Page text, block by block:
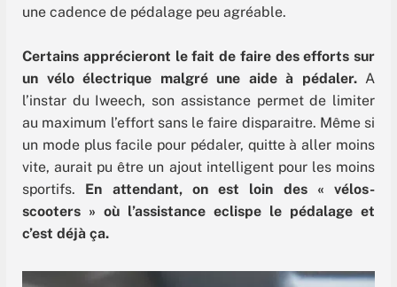
une cadence de pédalage peu agréable.
Certains apprécieront le fait de faire des efforts sur
un vélo électrique malgré une aide à pédaler. A
l’instar du Iweech, son assistance permet de limiter
au maximum l’effort sans le faire disparaitre. Même si
un mode plus facile pour pédaler, quitte à aller moins
vite, aurait pu être un ajout intelligent pour les moins
sportifs. En attendant, on est loin des « vélos-
scooters » où l’assistance eclispe le pédalage et
c’est déjà ça.